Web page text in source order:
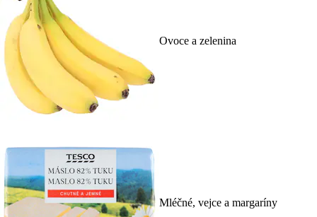
Ovoce a zelenina
Mléčné, vejce a margaríny